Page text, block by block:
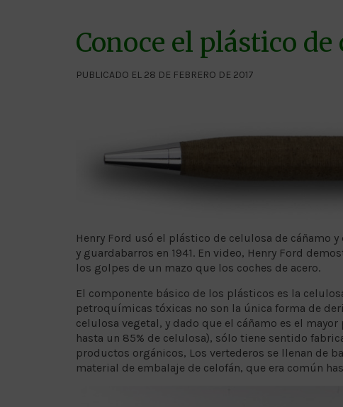
Conoce el plástico de
PUBLICADO EL 28 DE FEBRERO DE 2017
Henry Ford usó el plástico de celulosa de cáñamo
y guardabarros en 1941. En video, Henry Ford
los golpes de un mazo que los coches de acero.
El componente básico de los plásticos es la
petroquímicas tóxicas no son la única forma de
celulosa vegetal, y dado que el cáñamo es el
hasta un 85% de celulosa), sólo tiene sentido
productos orgánicos, Los vertederos se llenan de
material de embalaje de celofán, que era común